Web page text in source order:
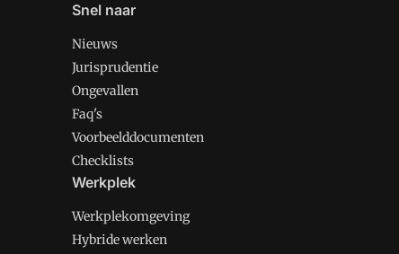
Snel naar
Nieuws
Jurisprudentie
Ongevallen
Faq's
Voorbeelddocumenten
Checklists
Werkplek
Werkplekomgeving
Hybride werken